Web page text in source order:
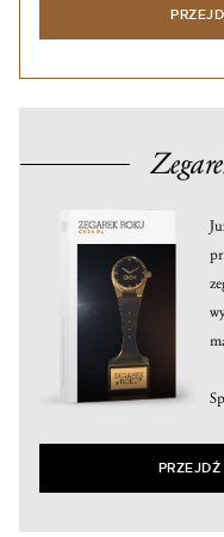
PRZEJDŹ